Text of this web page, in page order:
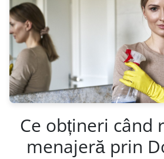
Ce obțineri când
menajeră prin